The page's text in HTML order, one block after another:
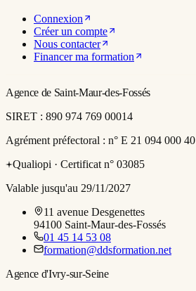
Connexion
Créer un compte
Nous contacter
Financer ma formation
Agence de Saint-Maur-des-Fossés
SIRET : 890 974 769 00014
Agrément préfectoral : n° E 21 094 000 40
Qualiopi · Certificat n° 03085
Valable jusqu'au 29/11/2027
11 avenue Desgenettes
94100 Saint-Maur-des-Fossés
01 45 14 53 08
formation@ddsformation.net
Agence d'Ivry-sur-Seine